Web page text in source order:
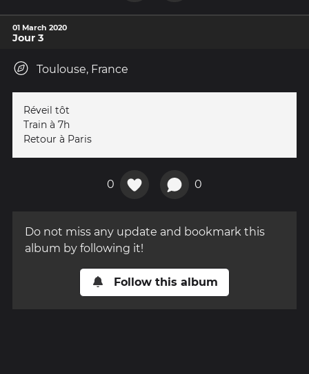
01 March 2020
Jour 3
Toulouse, France
Réveil tôt
Train à 7h
Retour à Paris
0 0
Do not miss any update and bookmark this
album by following it!
Follow this album